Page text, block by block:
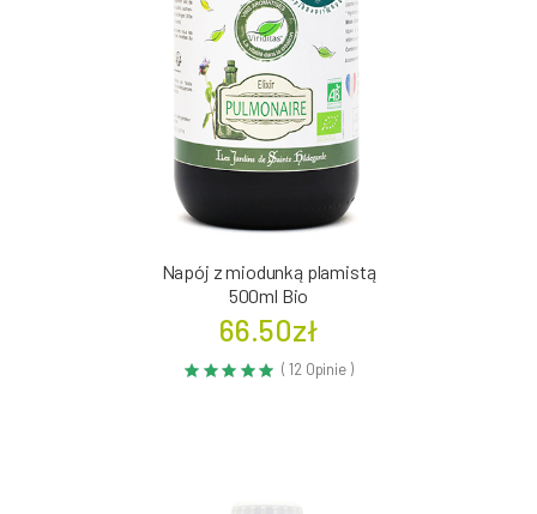
Napój z miodunką plamistą
500ml Bio
66.50zł
( 12 Opinie )